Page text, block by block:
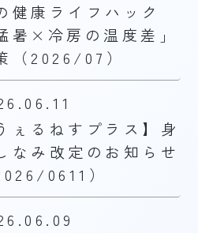
健康ライフハック
暑×冷房の温度差」
（2026/07）
ぇるねすプラス】身
なみ改定のお知らせ
0611）